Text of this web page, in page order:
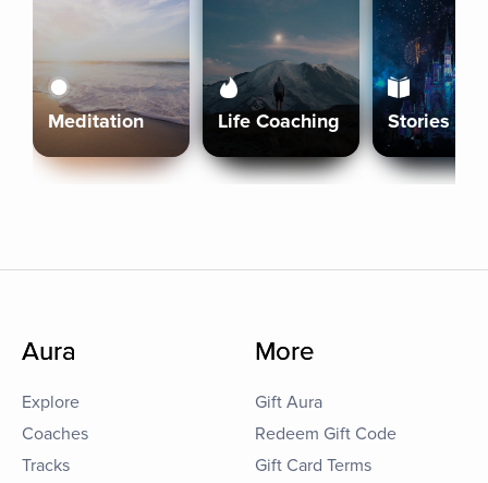
Meditation Life Coaching Stories
Aura
Explore
Coaches
Tracks
More
Gift Aura
Redeem Gift Code
Gift Card Terms